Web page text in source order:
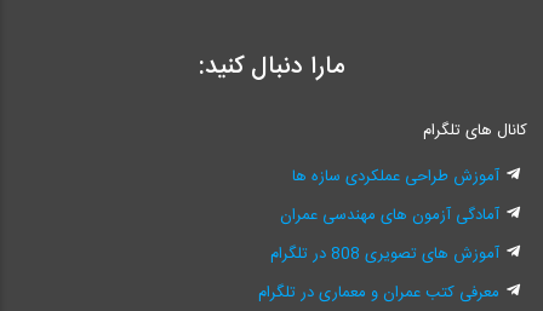
مارا دنبال کنید:
کانال های تلگرام
آموزش طراحی عملکردی سازه ها
آمادگی آزمون های مهندسی عمران
آموزش های تصویری 808 در تلگرام
معرفی کتب عمران و معماری در تلگرام